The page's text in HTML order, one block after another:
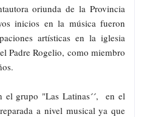
oriunda de la Provincia
inicios en la música fueron
artísticas en la iglesia
Padre Rogelio, como miembro
grupo "Las Latinas´´, en el
a nivel musical ya que